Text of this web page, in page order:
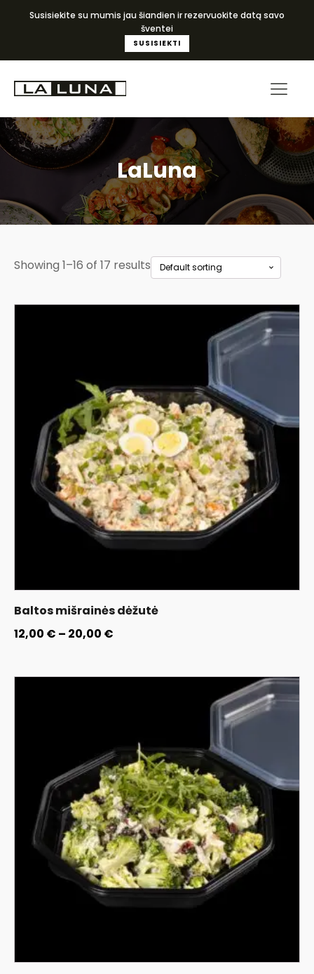
Susisiekite su mumis jau šiandien ir rezervuokite datą savo
šventei
SUSISIEKTI
LaLuna
Showing 1–16 of 17 results
Baltos mišrainės dėžutė
12,00 € – 20,00 €